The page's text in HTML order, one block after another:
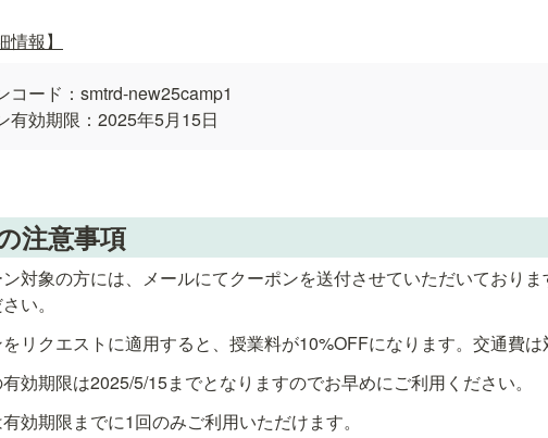
情報】
コード：smtrd-new25camp1
有効期限：2025年5月15日
注意事項
対象の方には、メールにてクーポンを送付させていただいており
い。
リクエストに適用すると、授業料が10%OFFになります。交通費
効期限は2025/5/15までとなりますのでお早めにご利用ください。
効期限までに1回のみご利用いただけます。